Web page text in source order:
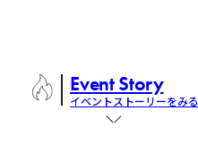
Event Story
イベントストーリーをみる